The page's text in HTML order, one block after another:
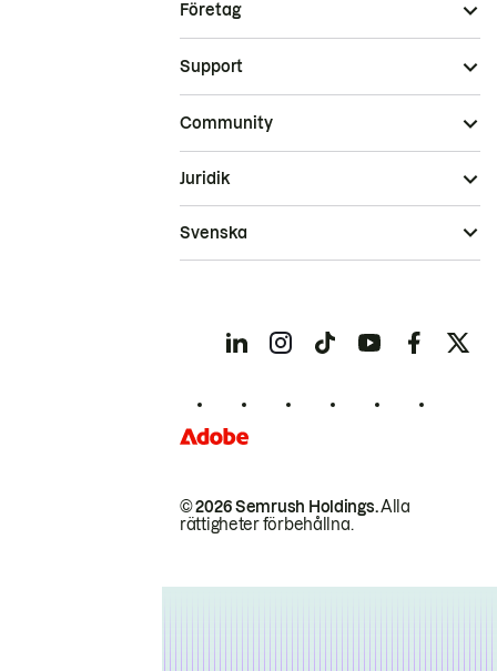
Företag
Support
Community
© 2026 Semrush Holdings.Alla
rättigheter förbehållna.
Juridik
Svenska